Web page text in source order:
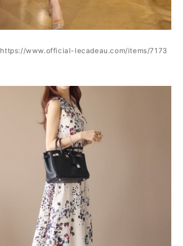
https://www.official-lecadeau.com/items/7173